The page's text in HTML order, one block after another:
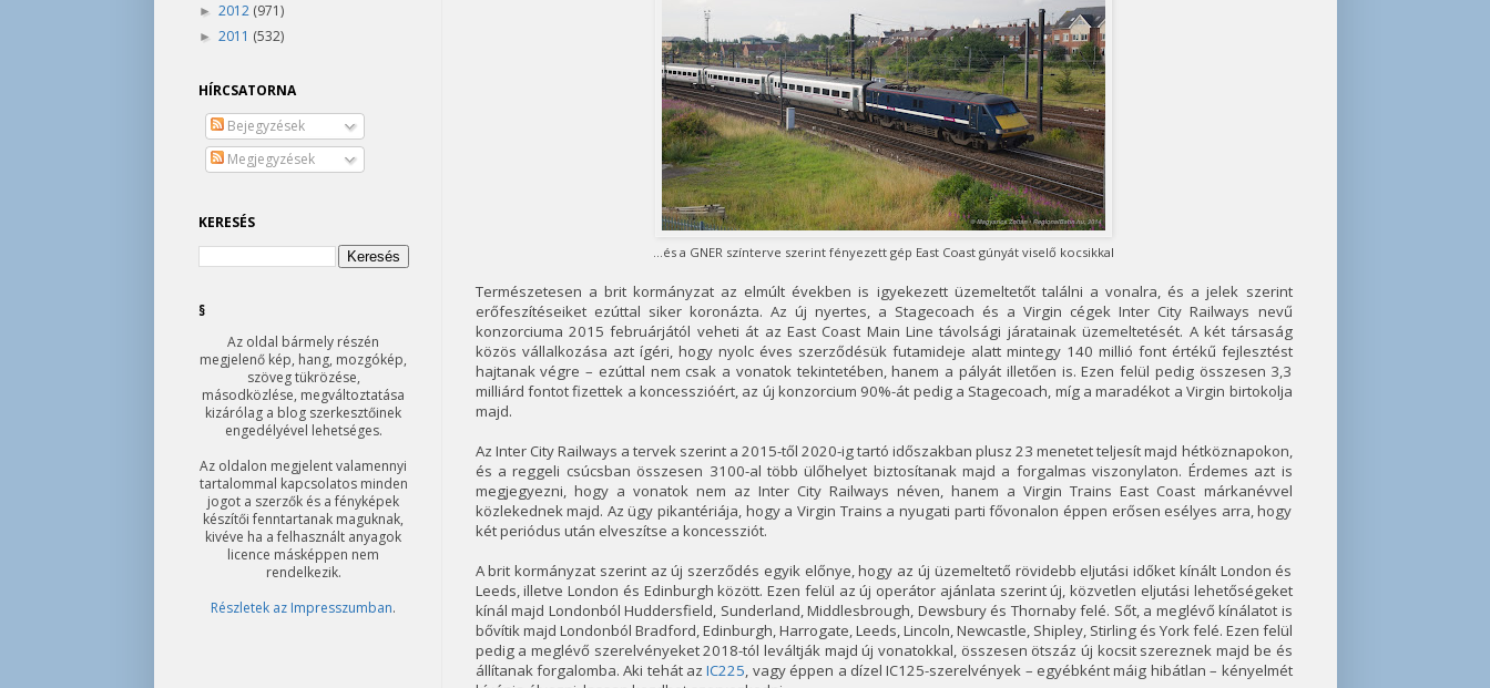
...és a GNER színterve szerint fényezett gép East Coast gúnyát viselő kocsikkal
Természetesen a brit kormányzat az elmúlt években is igyekezett üzemeltetőt találni a vonalra, és a jelek szerint
erőfeszítéseiket ezúttal siker koronázta. Az új nyertes, a Stagecoach és a Virgin cégek Inter City Railways nevű
konzorciuma 2015 februárjától veheti át az East Coast Main Line távolsági járatainak üzemeltetését. A két társaság
közös vállalkozása azt ígéri, hogy nyolc éves szerződésük futamideje alatt mintegy 140 millió font értékű fejlesztést
hajtanak végre – ezúttal nem csak a vonatok tekintetében, hanem a pályát illetően is. Ezen felül pedig összesen 3,3
milliárd fontot fizettek a koncesszióért, az új konzorcium 90%-át pedig a Stagecoach, míg a maradékot a Virgin birtokolja
majd.
Az Inter City Railways a tervek szerint a 2015-től 2020-ig tartó időszakban plusz 23 menetet teljesít majd hétköznapokon,
és a reggeli csúcsban összesen 3100-al több ülőhelyet biztosítanak majd a forgalmas viszonylaton. Érdemes azt is
megjegyezni, hogy a vonatok nem az Inter City Railways néven, hanem a Virgin Trains East Coast márkanévvel
közlekednek majd. Az ügy pikantériája, hogy a Virgin Trains a nyugati parti fővonalon éppen erősen esélyes arra, hogy
két periódus után elveszítse a koncessziót.
A brit kormányzat szerint az új szerződés egyik előnye, hogy az új üzemeltető rövidebb eljutási időket kínált London és
Leeds, illetve London és Edinburgh között. Ezen felül az új operátor ajánlata szerint új, közvetlen eljutási lehetőségeket
kínál majd Londonból Huddersfield, Sunderland, Middlesbrough, Dewsbury és Thornaby felé. Sőt, a meglévő kínálatot is
bővítik majd Londonból Bradford, Edinburgh, Harrogate, Leeds, Lincoln, Newcastle, Shipley, Stirling és York felé. Ezen felül
pedig a meglévő szerelvényeket 2018-tól leváltják majd új vonatokkal, összesen ötszáz új kocsit szereznek majd be és
állítanak forgalomba. Aki tehát azIC225, vagy éppen a dízel IC125-szerelvények – egyébként máig hibátlan – kényelmét
► 2012 (971)
► 2011 (532)
HÍRCSATORNA
Bejegyzések
Megjegyzések
KERESÉS
§
Az oldal bármely részén
megjelenő kép, hang, mozgókép,
szöveg tükrözése,
másodközlése, megváltoztatása
kizárólag a blog szerkesztőinek
engedélyével lehetséges.
Az oldalon megjelent valamennyi
tartalommal kapcsolatos minden
jogot a szerzők és a fényképek
készítői fenntartanak maguknak,
kivéve ha a felhasznált anyagok
licence másképpen nem
rendelkezik.
Részletek az Impresszumban.